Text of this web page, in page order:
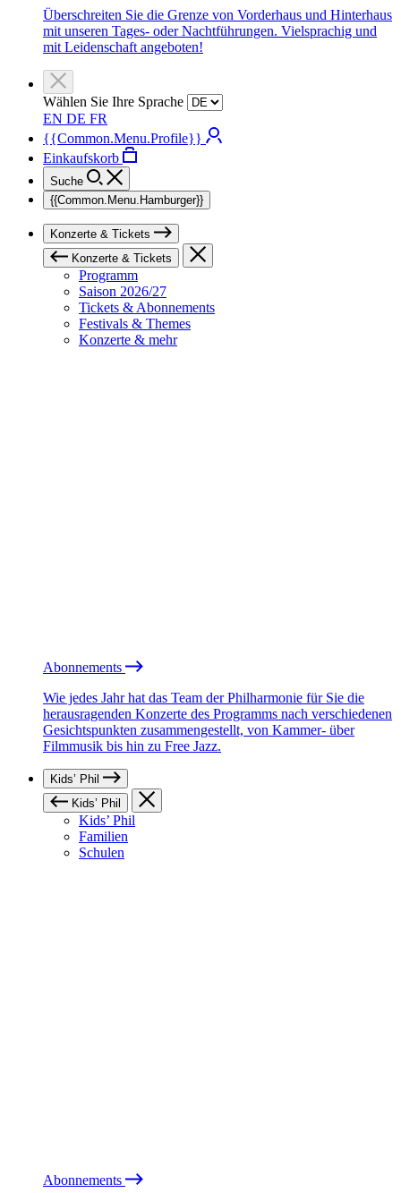
Überschreiten Sie die Grenze von Vorderhaus und Hinterhaus
mit unseren Tages- oder Nachtführungen. Vielsprachig und
mit Leidenschaft angeboten!
Wählen Sie Ihre Sprache
EN DE FR
{{Common.Menu.Profile}}
Einkaufskorb
Suche
{{Common.Menu.Hamburger}}
Konzerte & Tickets
Konzerte & Tickets
Programm
Saison 2026/27
Tickets & Abonnements
Festivals & Themes
Konzerte & mehr
Abonnements
Wie jedes Jahr hat das Team der Philharmonie für Sie die
herausragenden Konzerte des Programms nach verschiedenen
Gesichtspunkten zusammengestellt, von Kammer- über
Filmmusik bis hin zu Free Jazz.
Kids’ Phil
Kids’ Phil
Kids’ Phil
Familien
Schulen
Abonnements